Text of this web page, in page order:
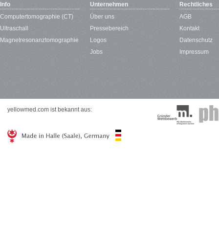
Info
Computertomographie (CT)
Ultraschall
Magnetresonanztomographie
Unternehmen
Über uns
Pressebereich
Logos
Jobs
Rechtliches
AGB
Kontakt
Datenschutz
Impressum
yellowmed.com ist bekannt aus: